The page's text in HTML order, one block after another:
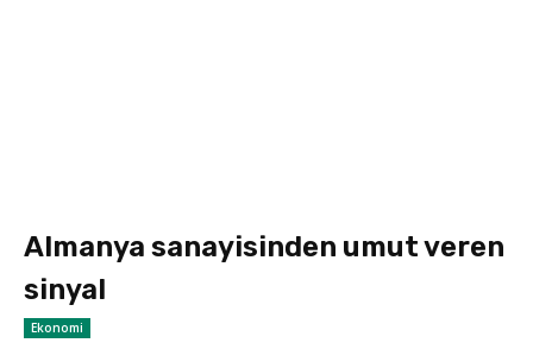
Almanya sanayisinden umut veren
sinyal
Ekonomi